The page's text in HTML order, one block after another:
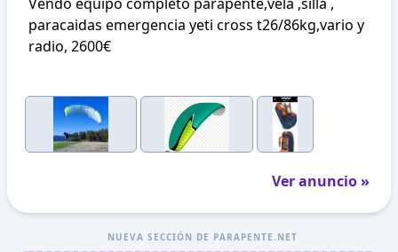
paracaidas emergencia yeti cross t26/86kg,vario y
radio, 2600€
Ver anuncio »
NUEVA SECCIÓN DE PARAPENTE.NET